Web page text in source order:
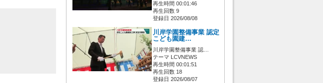
再生時間 00:01:46
再生回数 9
登録日 2026/08/08
川岸学園整備事業 認定
こども園建…
川岸学園整備事業 認…
テーマ LCVNEWS
再生時間 00:01:51
再生回数 18
登録日 2026/08/07